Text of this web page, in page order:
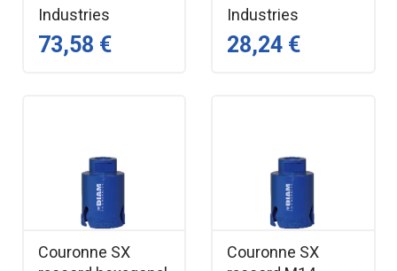
Industries
73,58 €
Industries
28,24 €
Couronne SX
Couronne SX